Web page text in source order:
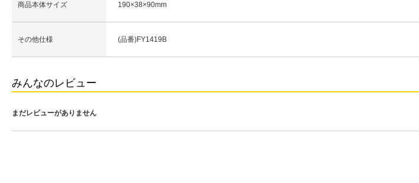
商品本体サイズ 190×38×90mm
その他仕様 (品番)FY1419B
みんなのレビュー
まだレビューがありません